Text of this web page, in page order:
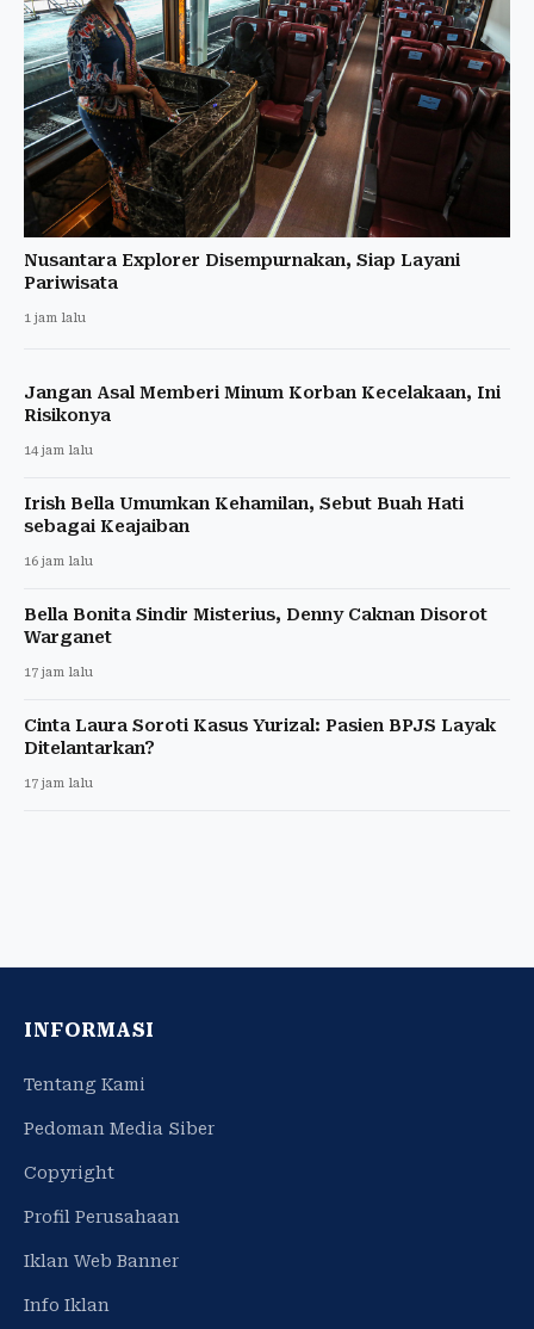
Nusantara Explorer Disempurnakan, Siap Layani
Pariwisata
1 jam lalu
Jangan Asal Memberi Minum Korban Kecelakaan, Ini
Risikonya
14 jam lalu
Irish Bella Umumkan Kehamilan, Sebut Buah Hati
sebagai Keajaiban
16 jam lalu
Bella Bonita Sindir Misterius, Denny Caknan Disorot
Warganet
17 jam lalu
Cinta Laura Soroti Kasus Yurizal: Pasien BPJS Layak
Ditelantarkan?
17 jam lalu
INFORMASI
Tentang Kami
Pedoman Media Siber
Copyright
Profil Perusahaan
Iklan Web Banner
Info Iklan